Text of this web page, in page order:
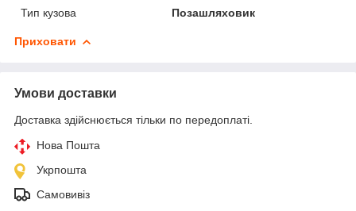
Тип кузова
Позашляховик
Приховати
Умови доставки
Доставка здійснюється тільки по передоплаті.
Нова Пошта
Укрпошта
Самовивіз